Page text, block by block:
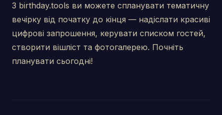
З birthday.tools ви можете спланувати тематичну
вечірку від початку до кінця — надіслати красиві
цифрові запрошення, керувати списком гостей,
створити вішліст та фотогалерею. Почніть
планувати сьогодні!